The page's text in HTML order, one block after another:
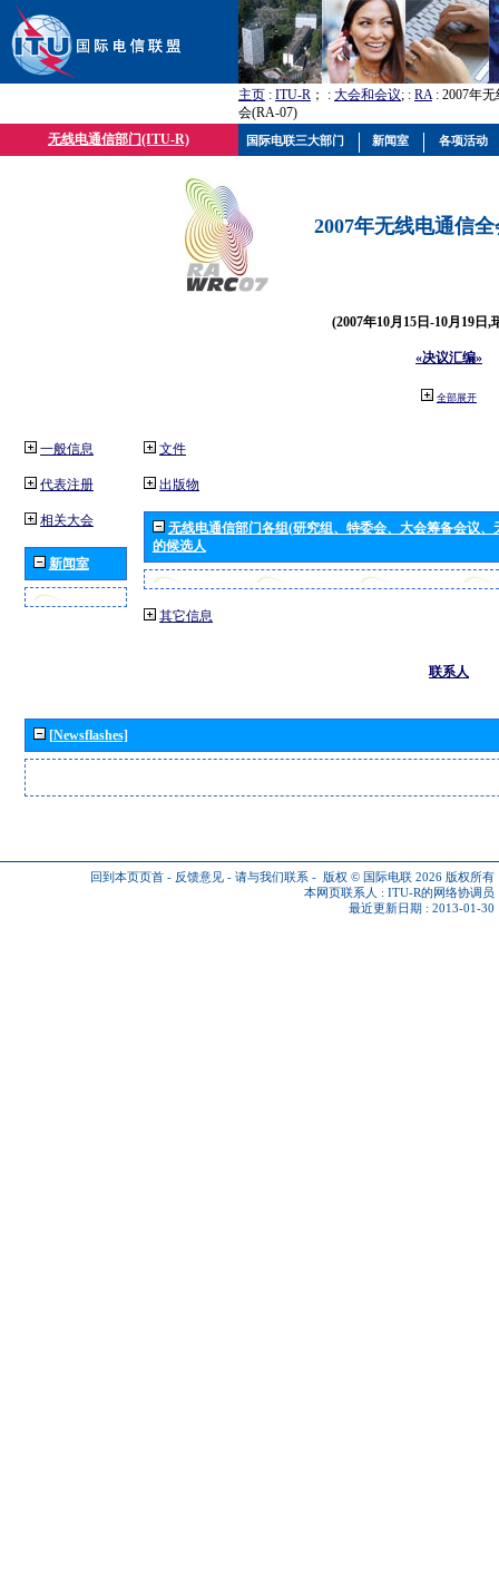
主页 : ITU-R ； : 大会和会议; : RA: 2007年
会(RA-07)
无线电通信部门(ITU-R)
2007年无线电通信
(2007年10月15日-10月19日,
«决议汇编»
全部展开
一般信息
代表注册
相关大会
新闻室
文件
出版物
无线电通信部门各组(研究组、特委会、大会筹备会议
的候选人
其它信息
联系人
[Newsflashes]
回到本页页首 - 反馈意见 - 请与我们联系 - 版权 © 国际电联 2026 版权所有
本网页联系人 : ITU-R的网络协调员
最近更新日期 : 2013-01-30
国际电联三大部门 新闻室 各项活动